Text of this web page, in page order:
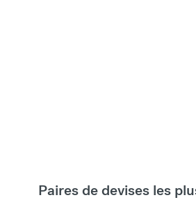
Paires de devises les